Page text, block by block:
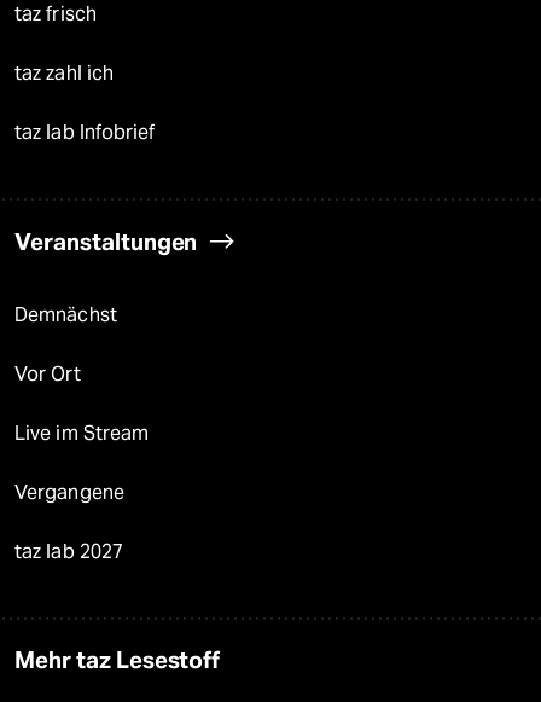
taz frisch
taz zahl ich
taz lab Infobrief
Veranstaltungen
Demnächst
Vor Ort
Live im Stream
Vergangene
taz lab 2027
Mehr taz Lesestoff